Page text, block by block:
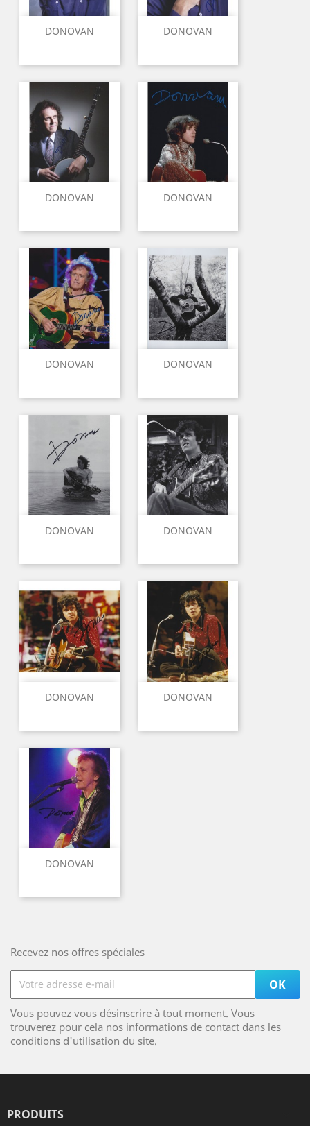
DONOVAN DONOVAN
DONOVAN DONOVAN
DONOVAN DONOVAN
DONOVAN DONOVAN
DONOVAN DONOVAN
DONOVAN
Recevez nos offres spéciales
Vous pouvez vous désinscrire à tout moment. Vous
trouverez pour cela nos informations de contact dans les
conditions d'utilisation du site.
PRODUITS